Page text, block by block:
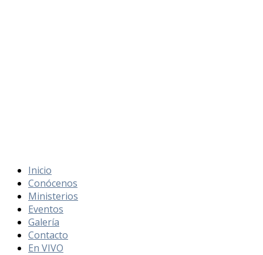
Inicio
Conócenos
Ministerios
Eventos
Galería
Contacto
En VIVO